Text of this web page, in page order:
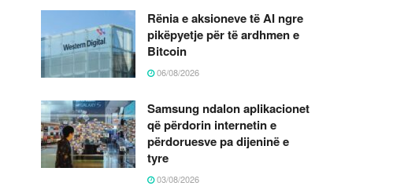
Rënia e aksioneve të AI ngre
pikëpyetje për të ardhmen e
Bitcoin
06/08/2026
Samsung ndalon aplikacionet
që përdorin internetin e
përdoruesve pa dijeninë e
tyre
03/08/2026